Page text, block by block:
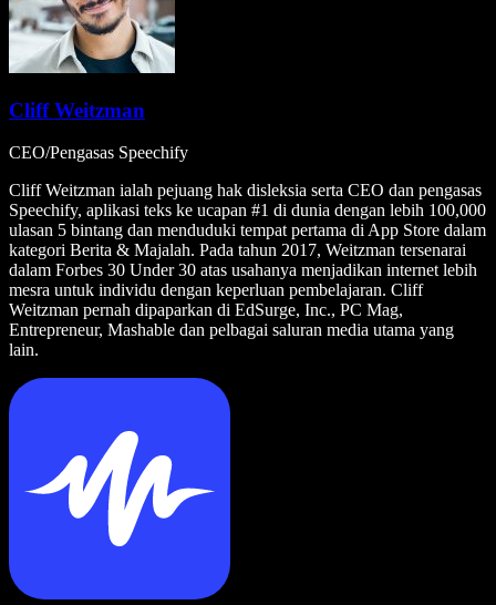
Cliff Weitzman
CEO/Pengasas Speechify
Cliff Weitzman ialah pejuang hak disleksia serta CEO dan pengasas
Speechify, aplikasi teks ke ucapan #1 di dunia dengan lebih 100,000
ulasan 5 bintang dan menduduki tempat pertama di App Store dalam
kategori Berita & Majalah. Pada tahun 2017, Weitzman tersenarai
dalam Forbes 30 Under 30 atas usahanya menjadikan internet lebih
mesra untuk individu dengan keperluan pembelajaran. Cliff
Weitzman pernah dipaparkan di EdSurge, Inc., PC Mag,
Entrepreneur, Mashable dan pelbagai saluran media utama yang
lain.